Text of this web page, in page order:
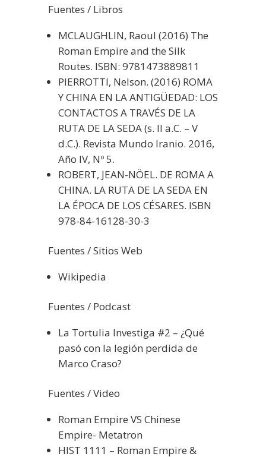
Fuentes / Libros
MCLAUGHLIN, Raoul (2016) The
Roman Empire and the Silk
Routes. ISBN: 9781473889811
PIERROTTI, Nelson. (2016) ROMA
Y CHINA EN LA ANTIGÜEDAD: LOS
CONTACTOS A TRAVÉS DE LA
RUTA DE LA SEDA (s. II a.C. – V
d.C.). Revista Mundo Iranio. 2016,
Año IV, Nº 5.
ROBERT, JEAN-NÖEL. DE ROMA A
CHINA. LA RUTA DE LA SEDA EN
LA ÉPOCA DE LOS CÉSARES. ISBN
978-84-16128-30-3
Fuentes / Sitios Web
Wikipedia
Fuentes / Podcast
La Tortulia Investiga #2 – ¿Qué
pasó con la legión perdida de
Marco Craso?
Fuentes / Video
Roman Empire VS Chinese
Empire- Metatron
HIST 1111 – Roman Empire &